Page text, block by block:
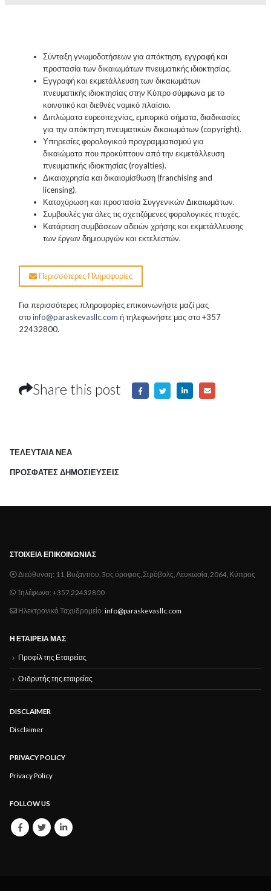
Σύνταξη γνωμοδοτήσεων για απόκτηση, εγγραφή και
προστασία των δικαιωμάτων πνευματικής ιδιοκτησίας.
Εγγραφή και εκμετάλλευση των δικαιωμάτων
πνευματικής ιδιοκτησίας στην Κύπρο σύμφωνα με το
κοινοτικό και διεθνές νομικό πλαίσιο.
Διπλώματα ευρεσιτεχνίας, εμπορικά σήματα, διαδικασίες
για την απόκτηση πνευματικών δικαιωμάτων (copyright).
Υπηρεσίες φορολογικού προγραμματισμού για
δικαιώματα που προκύπτουν από την εκμετάλλευση
πνευματικής ιδιοκτησίας (royalties).
Δικαιοχρησία και δικαιομίσθωση (franchising and
licensing).
Κατοχύρωση και προστασία Συγγενικών Δικαιωμάτων.
Συμβουλές για όλες τις σχετιζόμενες φορολογικές πτυχές.
Κατάρτιση συμβάσεων αδειών χρήσης και εκμετάλλευσης
των έργων δημιουργών και εκτελεστών.
Περισσότερες Πληροφορίες
Για περισσότερες πληροφορίες επικοινωνήστε μαζί μας
στοinfo@paraskevasllc.com ή τηλεφωνήστε μας στο +357
22432800.
Share this post
ΤΕΛΕΥΤΑΙΑ ΝΕΑ
ΠΡΟΣΦΑΤΕΣ ΔΗΜΟΣΙΕΥΣΕΙΣ
ΣΤΟΙΧΕΊΑ ΕΠΙΚΟΙΝΩΝΊΑΣ
Διεύθυνση: 11, Βυζαντιου, 3ος όροφος, Στρόβολς, Λευκωσία, 2064, Κύπρος
Τηλέφωνο: +357 22432800
Ηλεκτρονικό Ταχυδρομείο: info@paraskevasllc.com
Η ΕΤΑΙΡΕΊΑ ΜΑΣ
Προφίλ της Εταιρείας
Ο ιδρυτής της εταιρείας
DISCLAIMER
Disclaimer
PRIVACY POLICY
Privacy Policy
FOLLOW US